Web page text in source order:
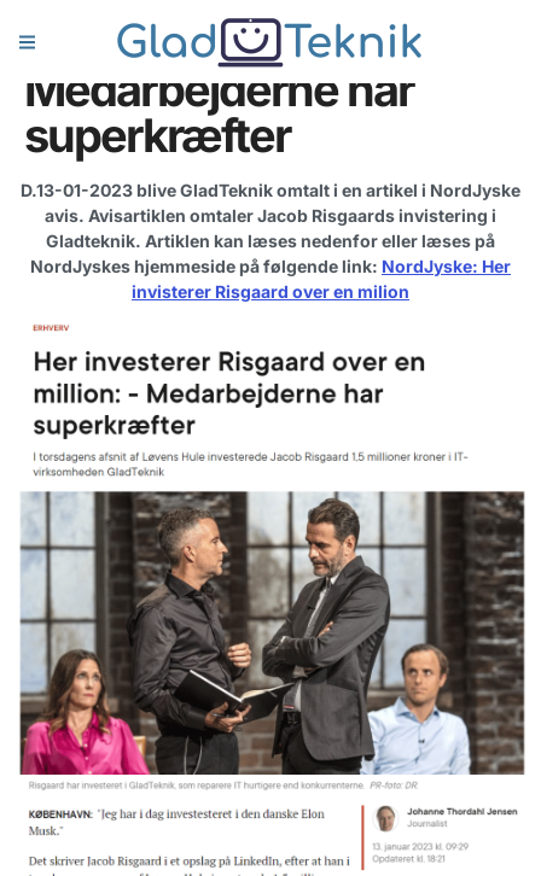
over en million: –
Medarbejderne har
superkræfter
D.13-01-2023 blive GladTeknik omtalt i en artikel i NordJyske
avis. Avisartiklen omtaler Jacob Risgaards invistering i
Gladteknik. Artiklen kan læses nedenfor eller læses på
NordJyskes hjemmeside på følgende link: NordJyske: Her
invisterer Risgaard over en milion